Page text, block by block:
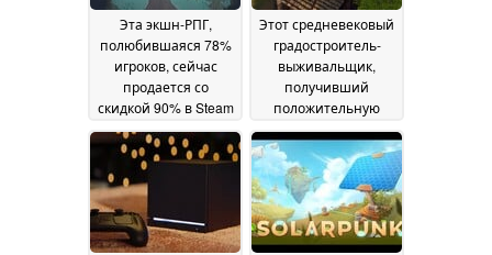
2026
Эта экшн-РПГ,
полюбившаяся 78%
игроков, сейчас
продается со
скидкой 90% в Steam
11 June 2026
Этот средневековый
градостроитель-
выживальщик,
получивший
положительную
оценку 72% игроков,
продается в Steam со
скидкой 80%10 June
2026